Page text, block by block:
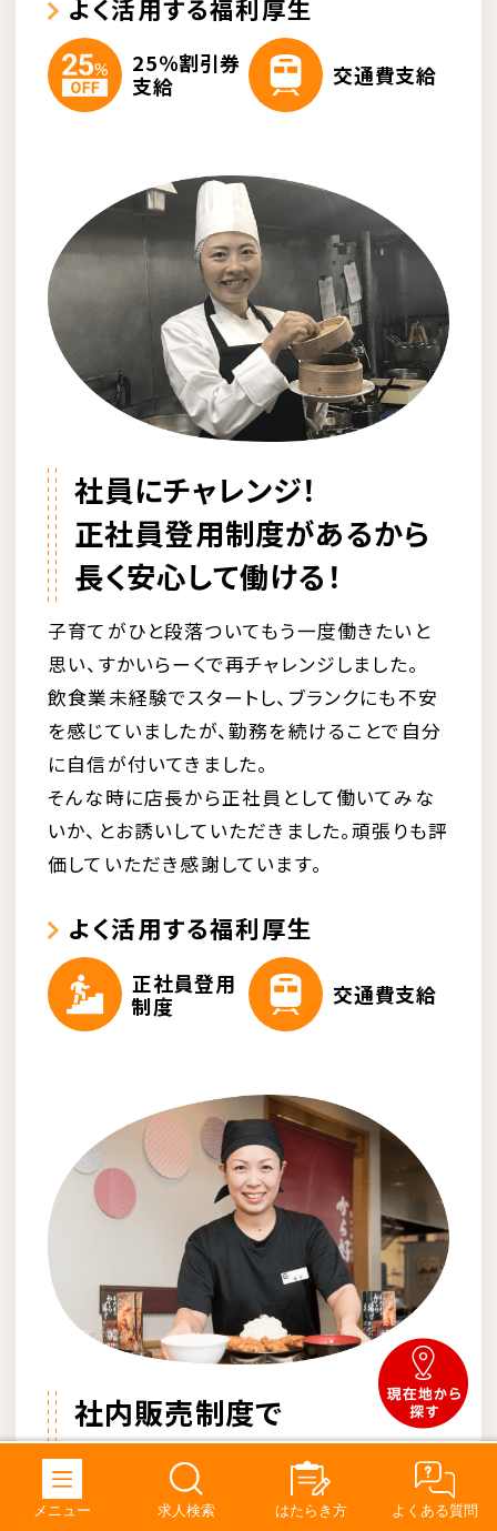
よく活用する福利厚生
25％割引券
支給
交通費支給
社員にチャレンジ！
正社員登用制度があるから
長く安心して働ける！
子育てがひと段落ついてもう一度働きたいと
思い、すかいらーくで再チャレンジしました。
飲食業未経験でスタートし、ブランクにも不安
を感じていましたが、勤務を続けることで自分
に自信が付いてきました。
そんな時に店長から正社員として働いてみな
いか、とお誘いしていただきました。頑張りも評
価していただき感謝しています。
よく活用する福利厚生
正社員登用
制度
交通費支給
社内販売制度で
プライベートの
時間も食費も大助かり！
メニュー 求人検索 はたらき方 よくある質問